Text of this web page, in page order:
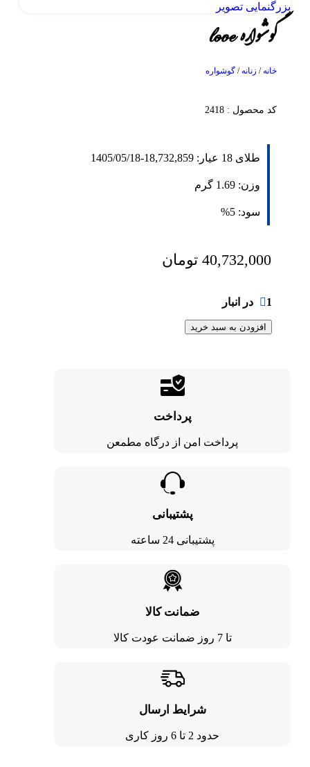
بزرگنمایی تصویر
گوشواره love
خانه/ زنانه/ گوشواره
کد محصول : 2418
طلای 18 عیار: 18,732,859
-
1405/05/18
وزن: 1.69 گرم
سود: 5%
40,732,000 تومان
1 در انبار
افزودن به سبد خرید
پرداخت
پرداخت امن از درگاه مطمعن
پشتیبانی
پشتیبانی 24 ساعته
ضمانت کالا
تا 7 روز ضمانت عودت کالا
شرایط ارسال
حدود 2 تا 6 روز کاری